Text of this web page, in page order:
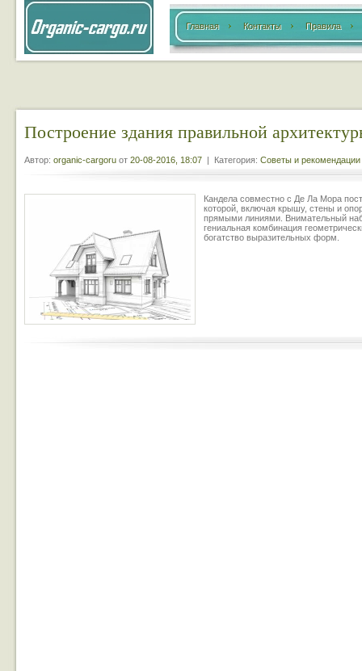
Главная Контакты Правила
Построение здания правильной
Автор: organic-cargoru от 20-08-2016, 18:07 | Категория: Советы и рекомендации
Кандела совместно с Де Ла Мора
которой, включая крышу, стены и
прямыми линиями. Внимательный
гениальная комбинация
богатство выразительных форм.